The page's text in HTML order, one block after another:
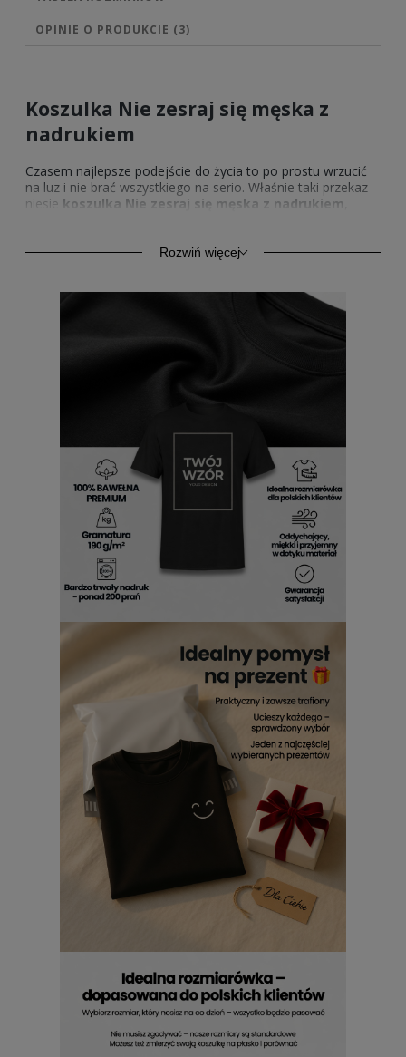
OPINIE O PRODUKCIE (3)
Koszulka Nie zesraj się męska z
nadrukiem
Czasem najlepsze podejście do życia to po prostu wrzucić
na luz i nie brać wszystkiego na serio. Właśnie taki przekaz
niesie koszulka Nie zesraj się męska z nadrukiem
sytuacjach. Dzięki temu łatwiej podejść do różnych spraw z
myślenia i bezpośredniość. To propozycja dla osób, które
lubią prosty, bezpośredni komunikat bez zbędnego nadęcia.
Każde założenie tej koszulki to małe przypomnienie, żeby
idealnie wpisuje się w codzienny luz.
Nie zesraj się koszulka z nadrukiem
Komfort noszenia to podstawa. Miękka bawełna sprawia, że
koszulka dobrze układa się na ciele i nie krępuje ruchów.
Dzięki temu można ją nosić przez cały dzień bez uczucia
dyskomfortu.Męska
koszulka z napisem Nie zesraj
została zaprojektowana z myślą o codziennej wygodzie.
Uniwersalny krój sprawia, że pasuje do wielu stylizacji i
różnych okazji. To ubranie, które po prostu dobrze się nosi,
bez zbędnych udziwnień.Koszulka Nie zesraj się męska
z nadrukiemdaje swobodę i naturalność w każdej sytuacji.
męska
to wybór dla osób ceniących wygodę bez
Męska koszulka Nie zesraj się z
nadrukiem
Ta koszulka sprawdzi się w wielu codziennych momentach.
Można ją założyć na spacer, szybkie wyjście do miasta albo
spotkanie ze znajomymi. Jej swobodny charakter dobrze
odnajduje się w luźnych stylizacjach.
Koszulka Nie zesraj
się męska z nadrukiem
nadaje outfitowi lekkości i
dystansu. To także ciekawy pomysł na prezent dla kogoś,
kto ma poczucie humoru.
Nie zesraj się koszulka z
nadrukiem męska
potrafi wywołać uśmiech już przy
pierwszym spojrzeniu. Taki upominek jest prosty, ale
zapada w pamięć.Koszulka z napisem Nie zesraj się
jest wygodnym i charakterystycznym elementem
Rozwiń więcej